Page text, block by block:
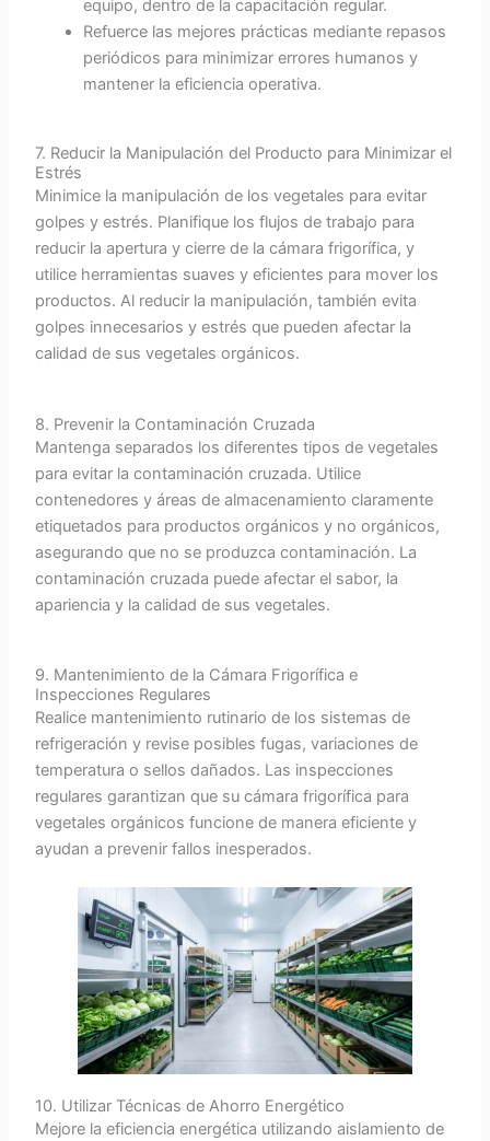
equipo, dentro de la capacitación regular.
Refuerce las mejores prácticas mediante repasos
periódicos para minimizar errores humanos y
mantener la eficiencia operativa.
7. Reducir la Manipulación del Producto para Minimizar el
Estrés
Minimice la manipulación de los vegetales para evitar
golpes y estrés. Planifique los flujos de trabajo para
reducir la apertura y cierre de la cámara frigorífica, y
utilice herramientas suaves y eficientes para mover los
productos. Al reducir la manipulación, también evita
golpes innecesarios y estrés que pueden afectar la
calidad de sus vegetales orgánicos.
8. Prevenir la Contaminación Cruzada
Mantenga separados los diferentes tipos de vegetales
para evitar la contaminación cruzada. Utilice
contenedores y áreas de almacenamiento claramente
etiquetados para productos orgánicos y no orgánicos,
asegurando que no se produzca contaminación. La
contaminación cruzada puede afectar el sabor, la
apariencia y la calidad de sus vegetales.
9. Mantenimiento de la Cámara Frigorífica e
Inspecciones Regulares
Realice mantenimiento rutinario de los sistemas de
refrigeración y revise posibles fugas, variaciones de
temperatura o sellos dañados. Las inspecciones
regulares garantizan que su cámara frigorífica para
vegetales orgánicos funcione de manera eficiente y
ayudan a prevenir fallos inesperados.
10. Utilizar Técnicas de Ahorro Energético
Mejore la eficiencia energética utilizando aislamiento de